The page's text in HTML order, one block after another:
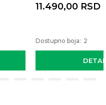
11.490,00 RSD
Dostupno boja: 2